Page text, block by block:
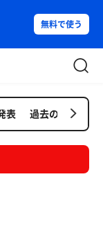
無料で使う
表 過去の抽選会